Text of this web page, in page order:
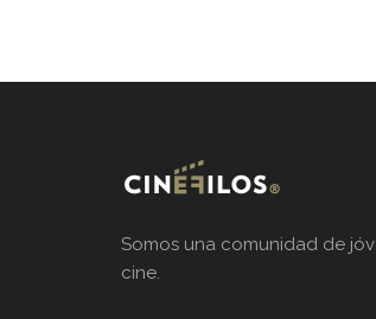
Somos una comunidad de
cine.